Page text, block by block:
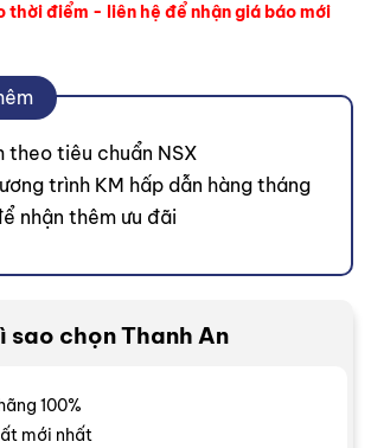
thời điểm - liên hệ để nhận giá báo mới
theo tiêu chuẩn NSX
trình KM hấp dẫn hàng tháng
nhận thêm ưu đãi
sao chọn Thanh An
100%
mới nhất